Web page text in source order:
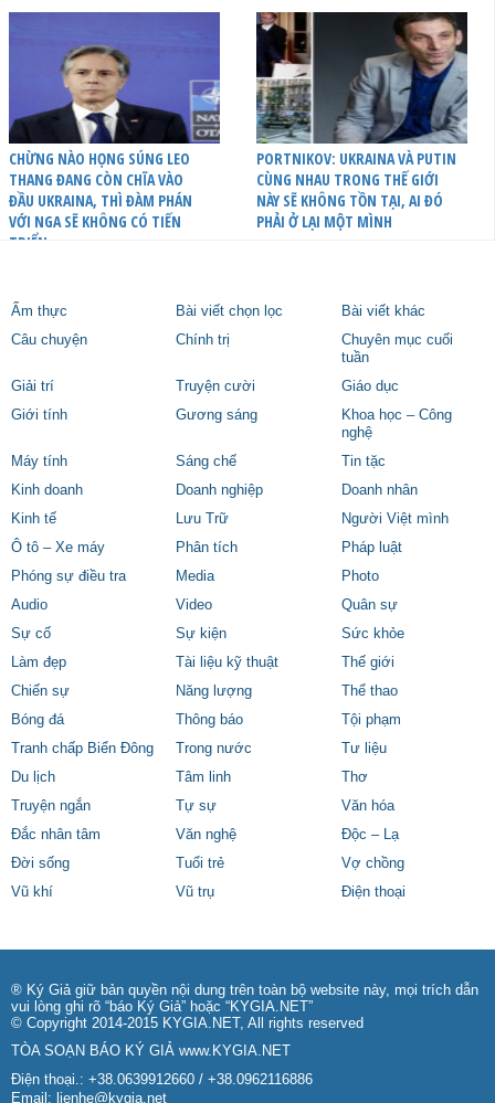
CHỪNG NÀO HỌNG SÚNG LEO
THANG ĐANG CÒN CHĨA VÀO
ĐẦU UKRAINA, THÌ ĐÀM PHÁN
VỚI NGA SẼ KHÔNG CÓ TIẾN
TRIỂN
PORTNIKOV: UKRAINA VÀ PUTIN
CÙNG NHAU TRONG THẾ GIỚI
NÀY SẼ KHÔNG TỒN TẠI, AI ĐÓ
PHẢI Ở LẠI MỘT MÌNH
Ẩm thực Bài viết chọn lọc
Bài viết khác
Câu chuyện
Chính trị
Chuyên mục cuối
tuần
Giải trí
Truyện cười
Giáo dục
Giới tính
Gương sáng
Khoa học – Công
nghệ
Máy tính
Sáng chế
Tin tặc
Kinh doanh
Doanh nghiệp
Doanh nhân
Kinh tế
Lưu Trữ
Người Việt mình
Ô tô – Xe máy
Phân tích
Pháp luật
Phóng sự điều tra
Media
Photo
Audio
Video
Quân sự
Sự cố
Sự kiện
Sức khỏe
Làm đẹp
Tài liệu kỹ thuật
Thế giới
Chiến sự
Năng lượng
Thể thao
Bóng đá
Thông báo
Tội phạm
Tranh chấp Biển Đông
Trong nước
Tư liệu
Du lịch
Tâm linh
Thơ
Truyện ngắn
Tự sự
Văn hóa
Đắc nhân tâm
Văn nghệ
Độc – Lạ
Đời sống
Tuổi trẻ
Vợ chồng
Vũ khí
Vũ trụ Điện thoại
® Ký Giả giữ bản quyền nội dung trên toàn bộ website này, mọi trích dẫn
vui lòng ghi rõ “báo Ký Giả” hoặc “KYGIA.NET”
© Copyright 2014-2015 KYGIA.NET, All rights reserved
TÒA SOẠN BÁO KÝ GIẢ www.KYGIA.NET
Điện thoại.: +38.0639912660 / +38.0962116886
Email: lienhe@kygia.net